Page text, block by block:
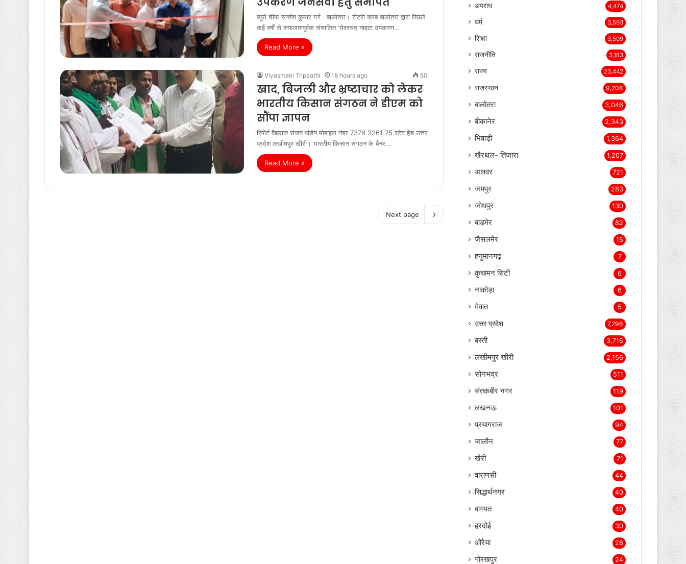
ब्यूरो चीफ सन्तोष कुमार गर्ग बालोतरा। रोटरी क्लब बालोतरा द्वारा पिछले
कई वर्षों से सफलतापूर्वक संचालित ‘घेवरचंद नाहटा उपकरण…
Read More »
Viyasmani Tripaathi 18 hours ago 50
खाद, बिजली और भ्रष्टाचार को लेकर
भारतीय किसान संगठन ने डीएम को
सौंपा ज्ञापन
रिपोर्ट वैद्यराज संजय पांडेय मोबाइल नंबर 7376 3261 75 स्टेट हेड उत्तर
प्रदेश लखीमपुर खीरी। भारतीय किसान संगठन के बैनर…
Read More »
Next page
अपराध 4,474
धर्म 3,593
शिक्षा 3,509
राजनीति 3,183
राज्य 23,442
राजस्थान 9,208
बालोतरा 3,046
बीकानेर 2,343
भिवाड़ी 1,364
खैरथल- तिजारा 1,207
अलवर 721
जयपुर 283
जोधपुर 130
बाड़मेर 82
जैसलमेर 15
हनुमानगढ़ 7
कुचामन सिटी 6
नाकोड़ा 6
मेवात 5
उत्तर प्रदेश 7,296
बस्ती 3,715
लखीमपुर खीरी 2,156
सोनभद्र 511
संतकबीर नगर 119
लखनऊ 101
प्रयागराज 94
जालौन 77
खेरी 71
वाराणसी 44
सिद्धार्थनगर 40
बागपत 40
हरदोई 30
औरैया 28
गोरखपुर 24